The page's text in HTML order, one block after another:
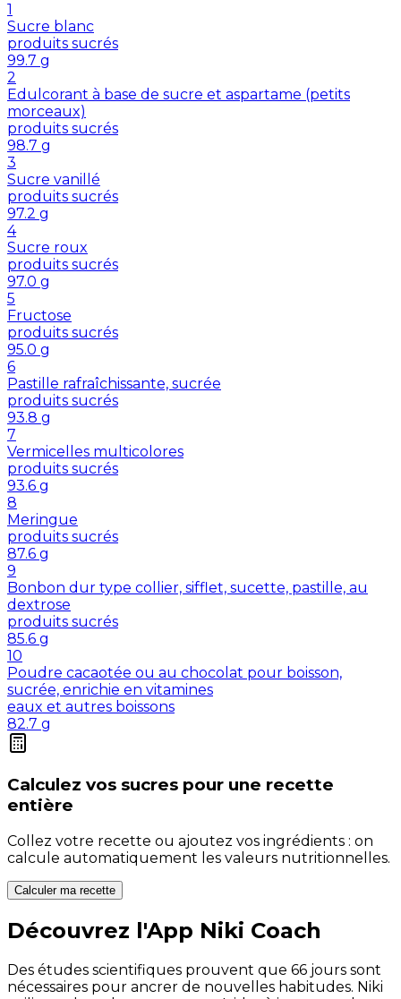
1
Sucre blanc
produits sucrés
99.7 g
2
Edulcorant à base de sucre et aspartame (petits
morceaux)
produits sucrés
98.7 g
3
Sucre vanillé
produits sucrés
97.2 g
4
Sucre roux
produits sucrés
97.0 g
5
Fructose
produits sucrés
95.0 g
6
Pastille rafraîchissante, sucrée
produits sucrés
93.8 g
7
Vermicelles multicolores
produits sucrés
93.6 g
8
Meringue
produits sucrés
87.6 g
9
Bonbon dur type collier, sifflet, sucette, pastille, au
dextrose
produits sucrés
85.6 g
10
Poudre cacaotée ou au chocolat pour boisson,
sucrée, enrichie en vitamines
eaux et autres boissons
82.7 g
Calculez vos sucres pour une recette
entière
Collez votre recette ou ajoutez vos ingrédients : on
calcule automatiquement les valeurs nutritionnelles.
Calculer ma recette
Découvrez l'App Niki Coach
Des études scientifiques prouvent que 66 jours sont
nécessaires pour ancrer de nouvelles habitudes. Niki